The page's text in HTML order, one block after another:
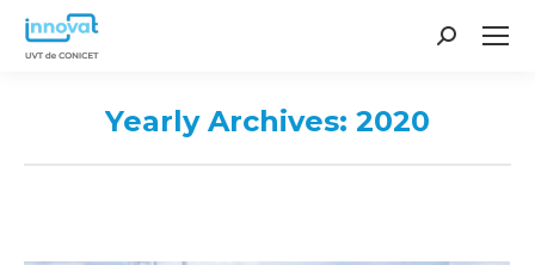
Search:
Yearly Archives: 2020